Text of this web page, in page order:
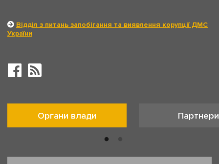
Відділ з питань запобігання та виявлення корупції ДМС
України
Органи влади Партнери